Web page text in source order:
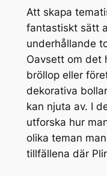
Att skapa
fantastiskt sätt
underhållande
Oavsett om det
bröllop eller
dekorativa
kan njuta av. I
utforska hur
olika teman
tillfällena där